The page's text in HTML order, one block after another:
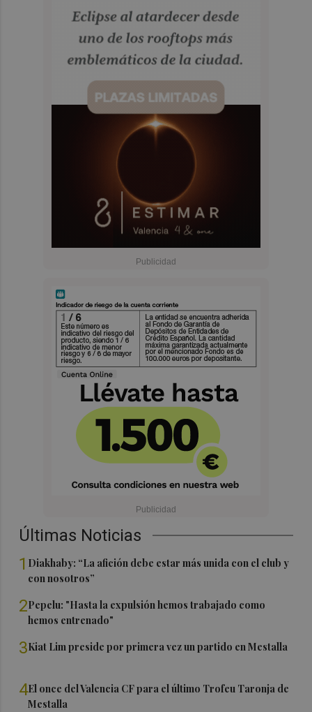
Últimas Noticias
1 Diakhaby: “La afición debe estar más unida con el club y
con nosotros”
2Pepelu: "Hasta la expulsión hemos trabajado como
hemos entrenado"
3Kiat Lim preside por primera vez un partido en Mestalla
4El once del Valencia CF para el último Trofeu Taronja de
Mestalla